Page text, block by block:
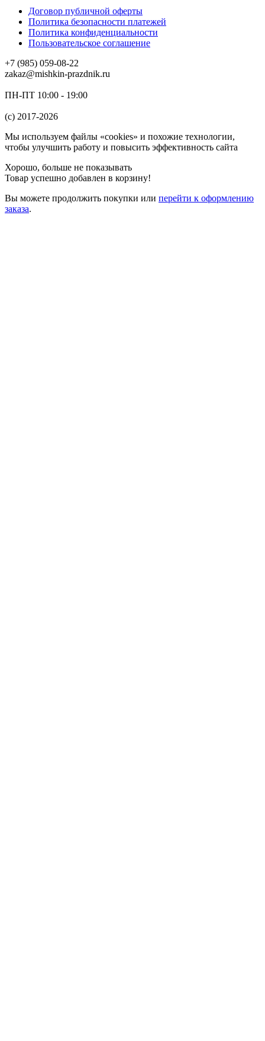
Договор публичной оферты
Политика безопасности платежей
Политика конфиденциальности
Пользовательское соглашение
+7 (985) 059-08-22
zakaz@mishkin-prazdnik.ru
ПН-ПТ 10:00 - 19:00
(c) 2017-2026
Мы используем файлы «cookies» и похожие технологии,
чтобы улучшить работу и повысить эффективность сайта
Хорошо, больше не показывать
Товар успешно добавлен в корзину!
Вы можете продолжить покупки или перейти к оформлению
заказа.